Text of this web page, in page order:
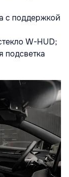
с поддержкой
W-HUD;
подсветка